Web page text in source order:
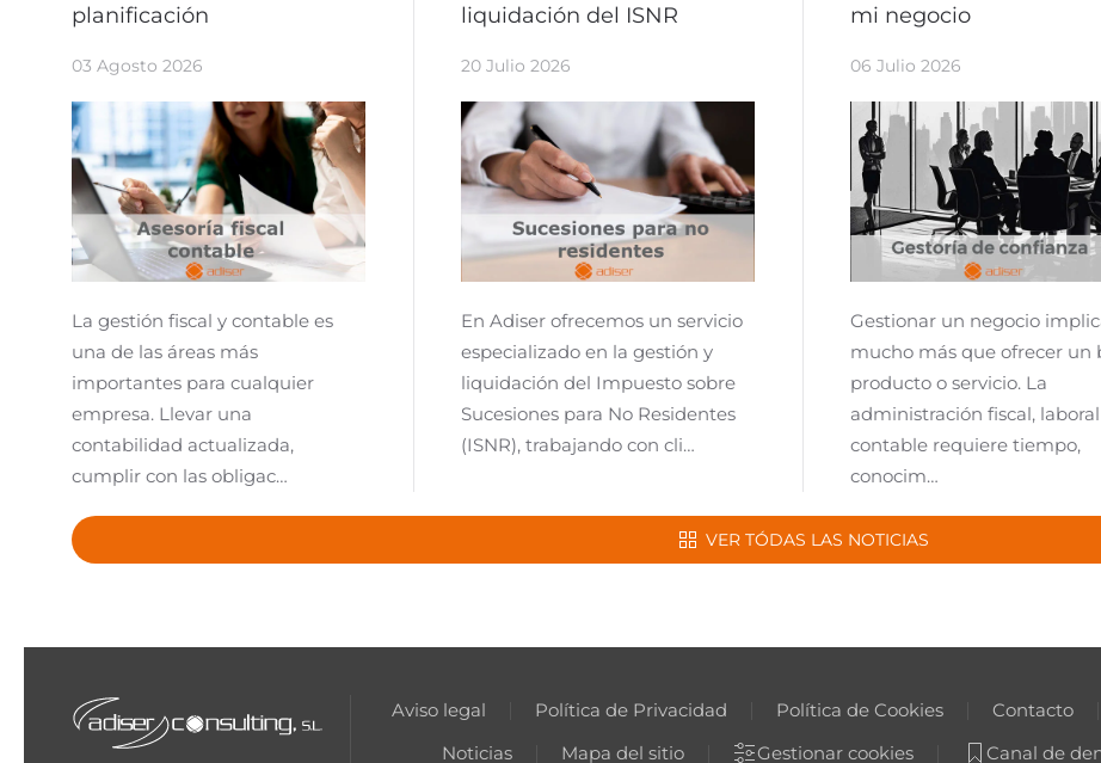
planificación
03 Agosto 2026
La gestión fiscal y contable es
una de las áreas más
importantes para cualquier
empresa. Llevar una
contabilidad actualizada,
cumplir con las obligac…
liquidación del ISNR
20 Julio 2026
En Adiser ofrecemos un servicio
especializado en la gestión y
liquidación del Impuesto sobre
Sucesiones para No Residentes
(ISNR), trabajando con cli…
mi negocio
06 Julio 2026
Gestionar un negocio
mucho más que ofrecer un
producto o servicio. La
administración fiscal,
contable requiere tiempo,
conocim…
VER TÓDAS LAS NOTICIAS
Aviso legal Política de Privacidad Política de Cookies Contacto
Noticias
Mapa del sitio Gestionar cookies Canal de